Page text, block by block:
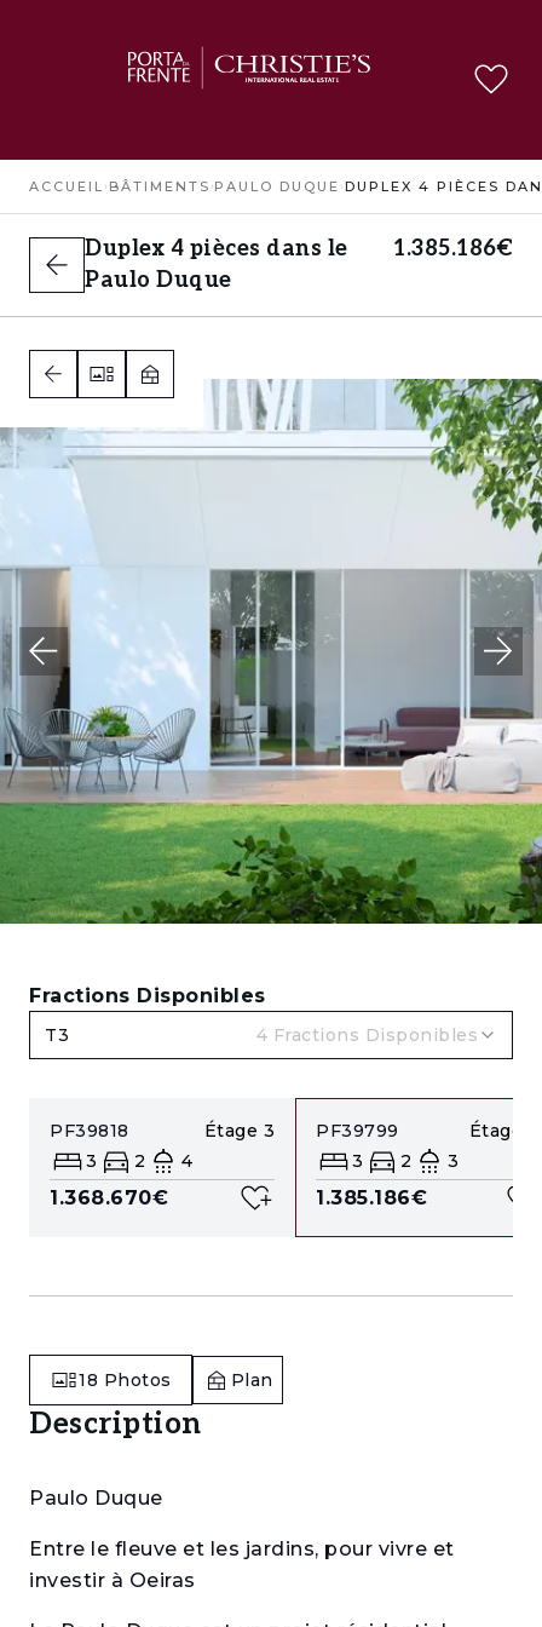
ACCUEIL › BÂTIMENTS ›PAULO DUQUE ›
Duplex 4 pièces dans le
Paulo Duque
1.385.186€
Fractions Disponibles
T3 4 Fractions Disponibles
PF39818 Étage 3
3
2 4
1.368.670€
PF39799 Étage
3
2 3
1.385.186€
18 Photos Plan
Description
Paulo Duque
Entre le fleuve et les jardins, pour vivre et
investir à Oeiras